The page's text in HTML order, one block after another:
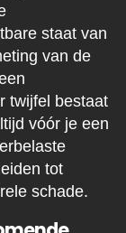
staat van
van de
twijfel bestaat
vóór je een
tot
schade.